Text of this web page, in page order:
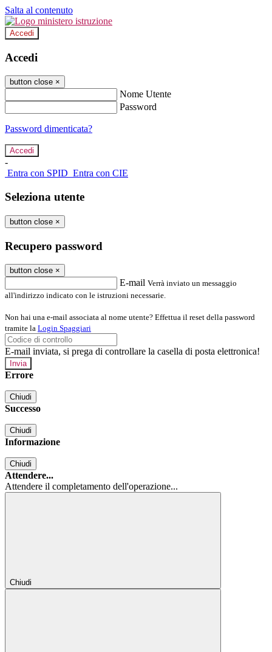
Salta al contenuto
Accedi
Accedi
button close ×
Nome Utente
Password
Password dimenticata?
-
Entra con SPID Entra con CIE
Seleziona utente
button close ×
Recupero password
button close ×
E-mail Verrà inviato un messaggio
all'indirizzo indicato con le istruzioni necessarie.
Non hai una e-mail associata al nome utente? Effettua il reset della password
tramite la Login Spaggiari
E-mail inviata, si prega di controllare la casella di posta elettronica!
Errore
Chiudi
Successo
Chiudi
Informazione
Chiudi
Attendere...
Attendere il completamento dell'operazione...
Chiudi